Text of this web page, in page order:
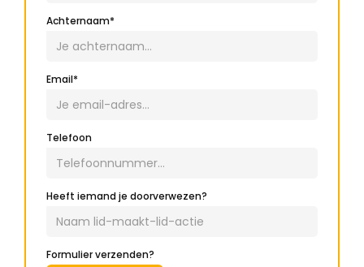
Achternaam*
Email*
Telefoon
Heeft iemand je doorverwezen?
Formulier verzenden?